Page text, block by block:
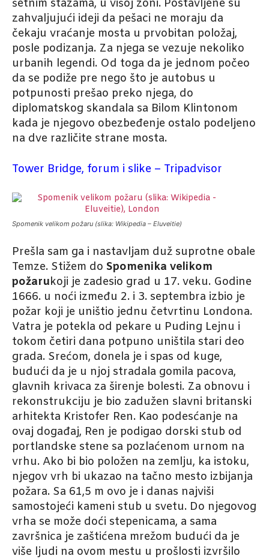
šetnim stazama, u višoj zoni. Postavljene su
zahvaljujući ideji da pešaci ne moraju da
čekaju vraćanje mosta u prvobitan položaj,
posle podizanja. Za njega se vezuje nekoliko
urbanih legendi. Od toga da je jednom počeo
da se podiže pre nego što je autobus u
potpunosti prešao preko njega, do
diplomatskog skandala sa Bilom Klintonom
kada je njegovo obezbeđenje ostalo podeljeno
na dve različite strane mosta.
Tower Bridge, forum i slike – Tripadvisor
Spomenik velikom požaru (slika: Wikipedia – Eluveitie)
Prešla sam ga i nastavljam duž suprotne obale
Temze. Stižem do Spomenika velikom
požarukoji je zadesio grad u 17. veku. Godine
1666. u noći između 2. i 3. septembra izbio je
požar koji je uništio jednu četvrtinu Londona.
Vatra je potekla od pekare u Puding Lejnu i
tokom četiri dana potpuno uništila stari deo
grada. Srećom, donela je i spas od kuge,
budući da je u njoj stradala gomila pacova,
glavnih krivaca za širenje bolesti. Za obnovu i
rekonstrukciju je bio zadužen slavni britanski
arhitekta Kristofer Ren. Kao podesćanje na
ovaj događaj, Ren je podigao dorski stub od
portlandske stene sa pozlaćenom urnom na
vrhu. Ako bi bio položen na zemlju, ka istoku,
njegov vrh bi ukazao na tačno mesto izbijanja
požara. Sa 61,5 m ovo je i danas najviši
samostojeći kameni stub u svetu. Do njegovog
vrha se može doći stepenicama, a sama
završnica je zaštićena mrežom budući da je
više ljudi na ovom mestu u prošlosti izvršilo